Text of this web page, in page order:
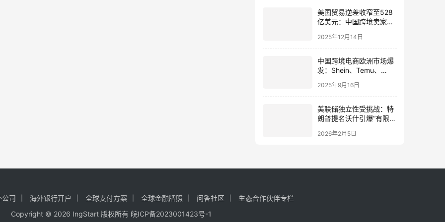
美国贸易逆差收窄至528
亿美元：中国跨境卖家如
（lngStart专业解读）
2025年12月14日
中国跨境电商欧洲市场爆
发：Shein、Temu、
规与本地化成决胜关键
2025年9月16日
美联储独立性受挑战：特
朗普提名沃什引爆“有限宽
如何应对？
2026年2月5日
公司 海外银行开户 全球支付方案 全球金融牌照 问答社区
生态合作伙伴专栏
Copyright © 2026 IngStart 版权所有 皖ICP备2023001423号-1